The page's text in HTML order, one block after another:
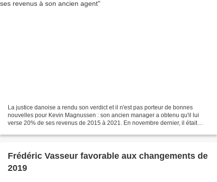
La justice danoise a rendu son verdict et il n'est pas porteur de bonnes
nouvelles pour Kevin Magnussen : son ancien manager a obtenu qu'il lui
verse 20% de ses revenus de 2015 à 2021. En novembre dernier, il était
Frédéric Vasseur favorable aux changements de
2019